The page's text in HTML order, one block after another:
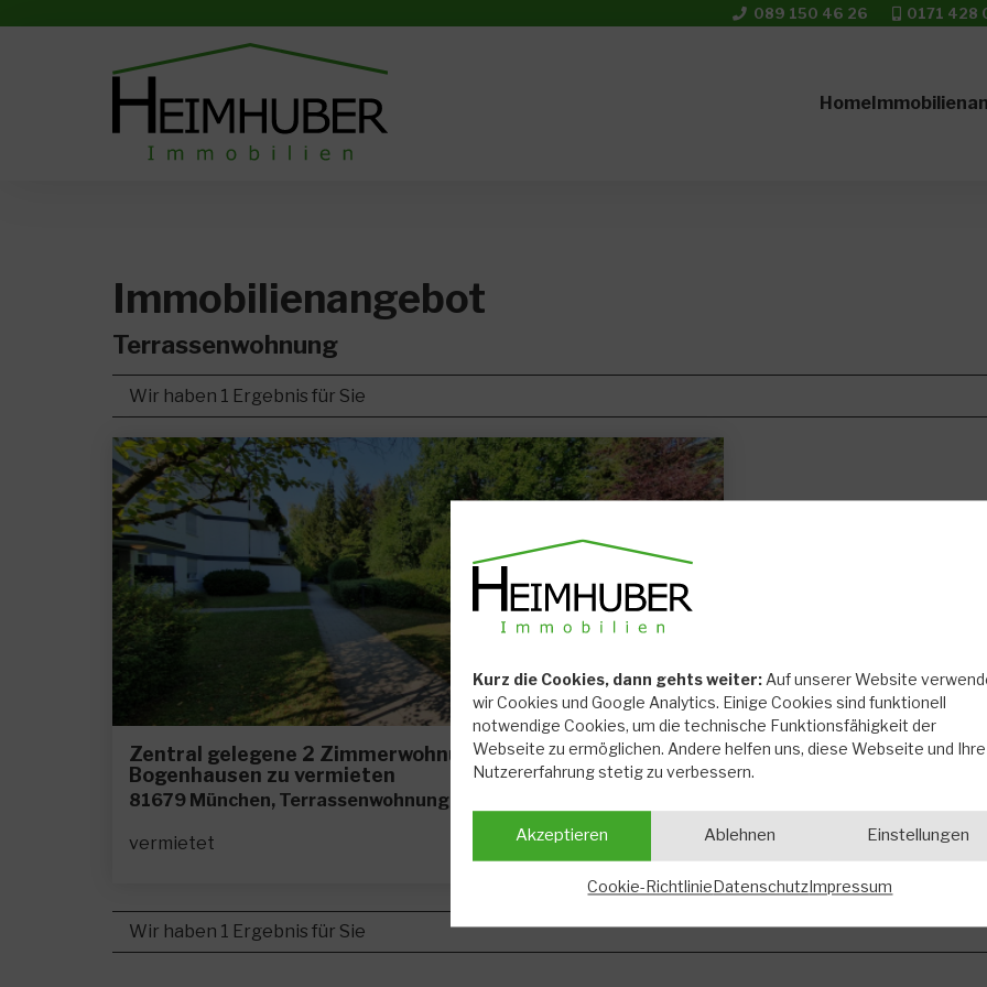
Kurz die Cookies, dann gehts weiter: Auf unserer Website
wir Cookies und Google Analytics. Einige Cookies sind funktionell
notwendige Cookies, um die technische Funktionsfähigkeit der
Webseite zu ermöglichen. Andere helfen uns, diese Webseite und Ihre
Nutzererfahrung stetig zu verbessern.
Akzeptieren Ablehnen Einstellungen
Cookie-RichtlinieDatenschutzImpressum
089 150 46 26 0171 428
Home
Immobilien­angebot
Terrassenwohnung
Wir haben 1 Ergebnis für Sie
Zentral gelegene 2 Zimmerwohnung mit Terrasse in
Bogenhausen zu vermieten
81679 München, Terrassenwohnung
vermietet
Wir haben 1 Ergebnis für Sie